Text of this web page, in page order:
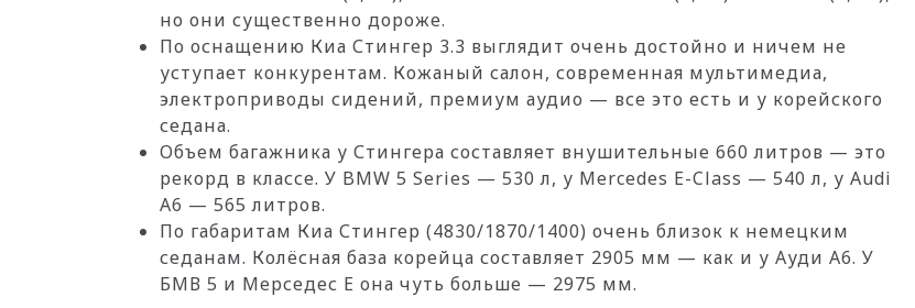
но они существенно дороже.
По оснащению Киа Стингер 3.3 выглядит очень достойно и ничем не
уступает конкурентам. Кожаный салон, современная мультимедиа,
электроприводы сидений, премиум аудио — все это есть и у корейского
седана.
Объем багажника у Стингера составляет внушительные 660 литров — это
рекорд в классе. У BMW 5 Series — 530 л, у Mercedes E-Class — 540 л, у Audi
A6 — 565 литров.
По габаритам Киа Стингер (4830/1870/1400) очень близок к немецким
седанам. Колёсная база корейца составляет 2905 мм — как и у Ауди А6. У
БМВ 5 и Мерседес Е она чуть больше — 2975 мм.